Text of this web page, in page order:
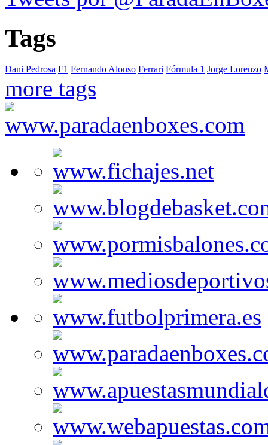
Tags
Dani Pedrosa F1 Fernando Alonso Ferrari Fórmula 1 Jorge Lorenzo
more tags